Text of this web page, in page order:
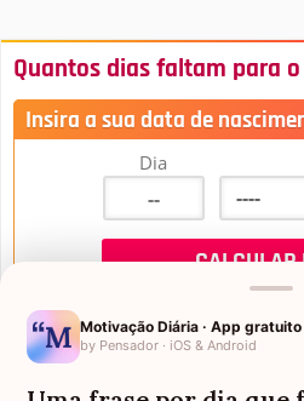
Quantos dias faltam para
Insira a sua data de
Dia
Motivação Diária · App gratuito
by Pensador · iOS & Android